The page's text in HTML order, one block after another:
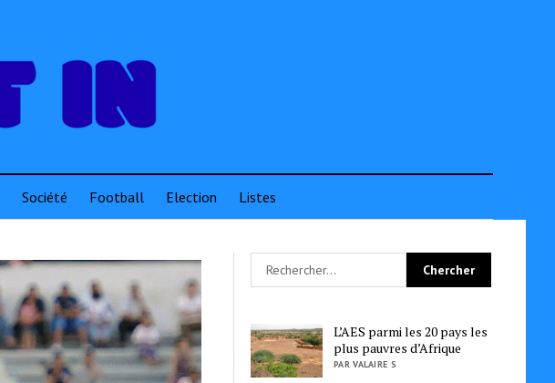
Société Football Election Listes
L’AES parmi les 20 pays les
plus pauvres d’Afrique
PAR VALAIRE S